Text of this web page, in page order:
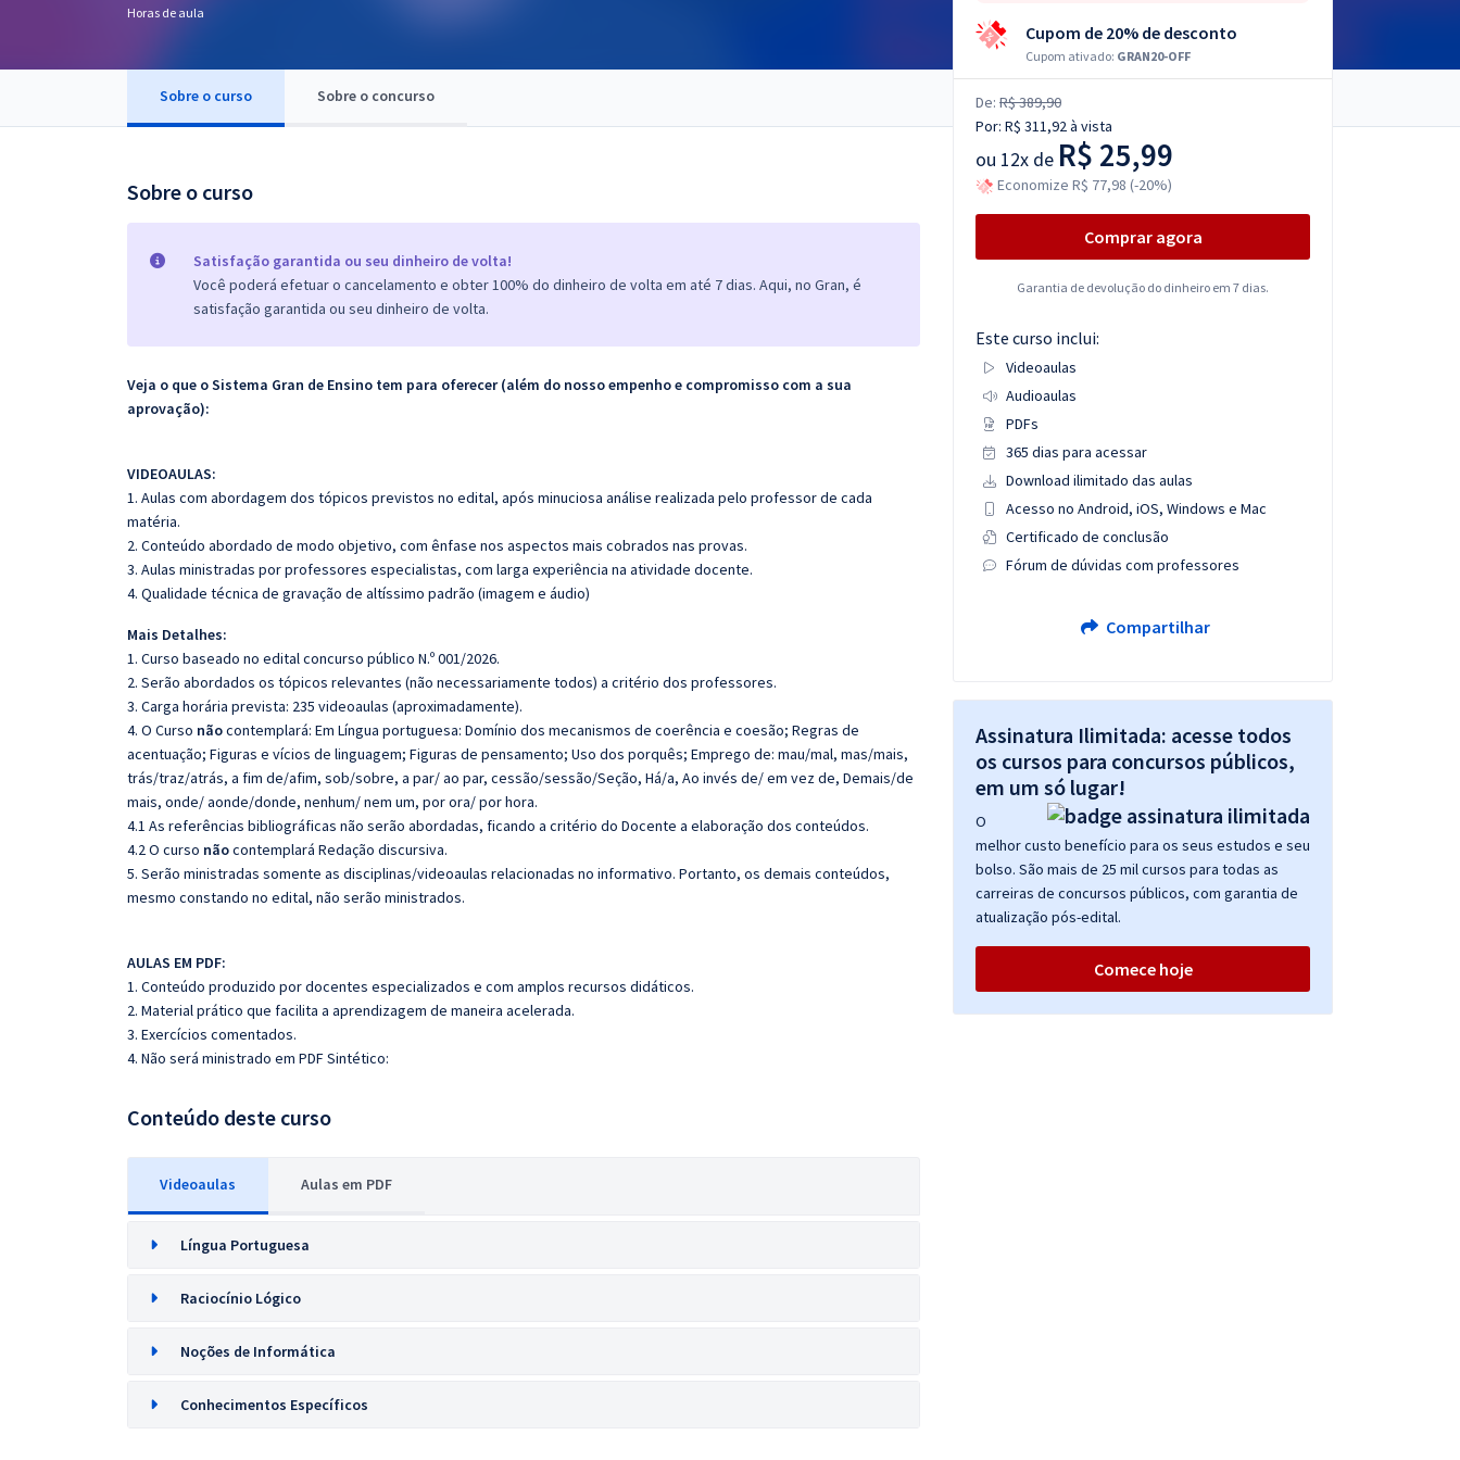
OAB
Questões grátis
Conteúdo gratuito
Horas de aula
Sobre o curso Sobre o concurso
Sobre o curso
Satisfação garantida ou seu dinheiro de volta!
Você poderá efetuar o cancelamento e obter 100% do dinheiro de volta em até 7 dias. Aqui, no Gran, é
satisfação garantida ou seu dinheiro de volta.
Veja o que o Sistema Gran de Ensino tem para oferecer (além do nosso empenho e compromisso com a sua
aprovação):
VIDEOAULAS:
1. Aulas com abordagem dos tópicos previstos no edital, após minuciosa análise realizada pelo professor de cada
matéria.
2. Conteúdo abordado de modo objetivo, com ênfase nos aspectos mais cobrados nas provas.
3. Aulas ministradas por professores especialistas, com larga experiência na atividade docente.
4. Qualidade técnica de gravação de altíssimo padrão (imagem e áudio)
Mais Detalhes:
1. Curso baseado no edital concurso público N.º 001/2026.
2. Serão abordados os tópicos relevantes (não necessariamente todos) a critério dos professores.
3. Carga horária prevista: 235 videoaulas (aproximadamente).
4. O Curso nãocontemplará: Em Língua portuguesa: Domínio dos mecanismos de coerência e coesão; Regras de
acentuação; Figuras e vícios de linguagem; Figuras de pensamento; Uso dos porquês; Emprego de: mau/mal, mas/mais,
trás/traz/atrás, a fim de/afim, sob/sobre, a par/ ao par, cessão/sessão/Seção, Há/a, Ao invés de/ em vez de, Demais/de
mais, onde/ aonde/donde, nenhum/ nem um, por ora/ por hora.
4.1 As referências bibliográficas não serão abordadas, ficando a critério do Docente a elaboração dos conteúdos.
4.2 O curso nãocontemplará Redação discursiva.
5. Serão ministradas somente as disciplinas/videoaulas relacionadas no informativo. Portanto, os demais conteúdos,
mesmo constando no edital, não serão ministrados.
AULAS EM PDF:
1. Conteúdo produzido por docentes especializados e com amplos recursos didáticos.
2. Material prático que facilita a aprendizagem de maneira acelerada.
3. Exercícios comentados.
4. Não será ministrado em PDF Sintético:
Conteúdo deste curso
Videoaulas Aulas em PDF
Língua Portuguesa
Raciocínio Lógico
Noções de Informática
Conhecimentos Específicos
Cupom de 20% de desconto
Cupom ativado: GRAN20-OFF
De: R$ 389,90
Por: R$ 311,92à vista
ou 12x de R$ 25,99
Economize R$ 77,98 (-20%)
Comprar agora
Garantia de devolução do dinheiro em 7 dias.
Este curso inclui:
Videoaulas
Audioaulas
PDFs
365 dias para acessar
Download ilimitado das aulas
Acesso no Android, iOS, Windows e Mac
Certificado de conclusão
Fórum de dúvidas com professores
Compartilhar
Assinatura Ilimitada: acesse todos
os cursos para concursos públicos,
em um só lugar!
O
melhor custo benefício para os seus estudos e seu
bolso. São mais de 25 mil cursos para todas as
carreiras de concursos públicos, com garantia de
atualização pós-edital.
Comece hoje